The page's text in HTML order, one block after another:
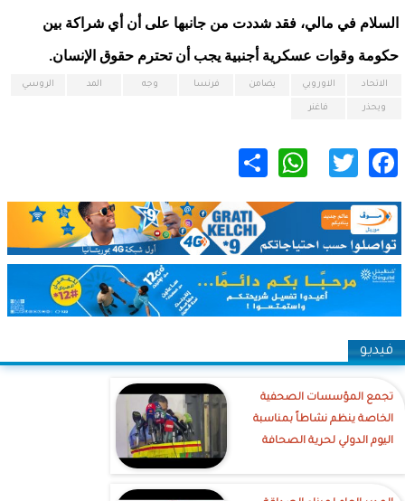
السلام في مالي، فقد شددت من جانبها على أن أي شراكة بين
حكومة وقوات عسكرية أجنبية يجب أن تحترم حقوق الإنسان.
الاتحاد الاوروبي يضامن فرنسا وجه المد الروسي
ويحذر فاغنر
Facebook
Twitter
WhatsApp
فيديو
تجمع المؤسسات الصحفية
الخاصة ينظم نشاطاً بمناسبة
اليوم الدولي لحرية الصحافة